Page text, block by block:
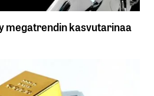
megatrendin kasvutarinaa